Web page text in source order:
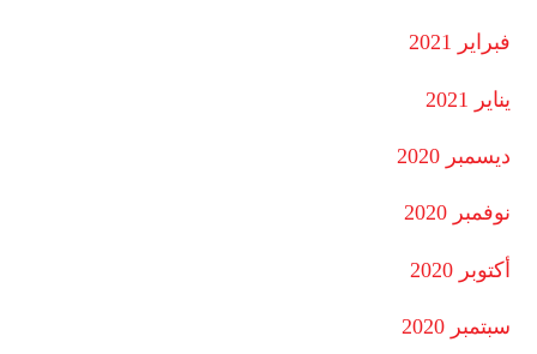
فبراير 2021
يناير 2021
ديسمبر 2020
نوفمبر 2020
أكتوبر 2020
سبتمبر 2020